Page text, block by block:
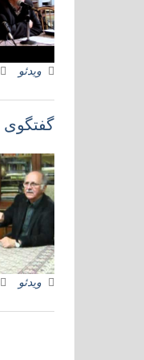
ویدئو
گفتگوی
ویدئو